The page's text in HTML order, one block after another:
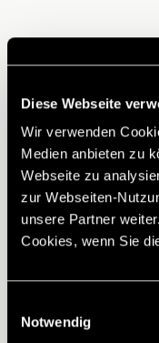
Diese Webseite
Wir verwenden
Medien anbieten zu
Webseite zu
zur Webseiten-
unsere Partner
Cookies, wenn Sie
Notwendig